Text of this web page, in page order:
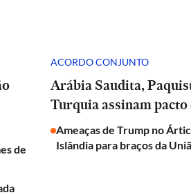
de
ACORDO CONJUNTO
Arábia Saudita, Paquistão e
Turquia assinam pacto
Ameaças de Trump no
Islândia para braços da